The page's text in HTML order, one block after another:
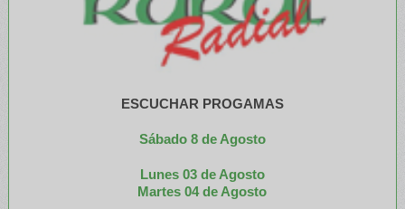
ESCUCHAR PROGAMAS
Sábado 8 de Agosto
Lunes 03 de Agosto
Martes 04 de Agosto